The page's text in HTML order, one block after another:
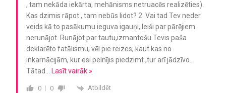
, tam nekāda iekārta, mehānisms netruacēs realizēties).
Kas dzimis rāpot , tam nebūs lidot? 2. Vai tad Tev neder
veids kā to pasākumu ieguva igauņi, leiši par pārējiem
nerunājot. Runājot par tautu,izmantošu Tevis paša
deklarēto fatālismu, vēl pie reizes, kaut kas no
inkarnācijām, kur esi pelnījis piedzimt ,tur arī jādzīvo.
Tātad… Lasīt vairāk »
0 0 Atbildēt